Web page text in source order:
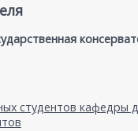
студентов кафедры